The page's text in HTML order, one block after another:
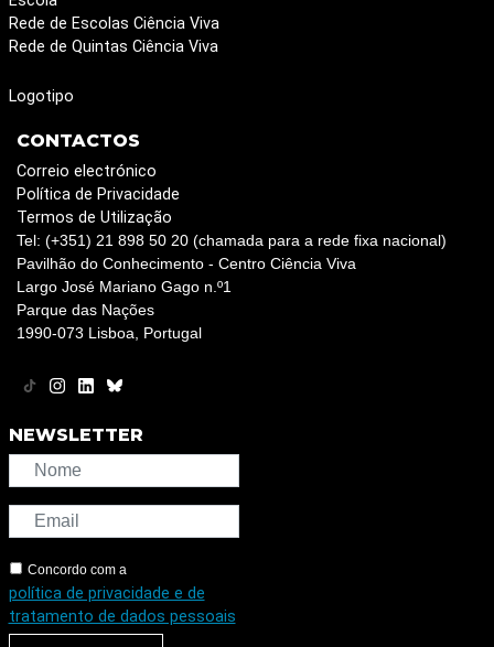
Rede de Escolas Ciência Viva
Rede de Quintas Ciência Viva
Logotipo
CONTACTOS
Correio electrónico
Política de Privacidade
Termos de Utilização
Tel: (+351) 21 898 50 20 (chamada para a rede fixa nacional)
Pavilhão do Conhecimento - Centro Ciência Viva
Largo José Mariano Gago n.º1
Parque das Nações
1990-073 Lisboa, Portugal
NEWSLETTER
Concordo com a
política de privacidade e de
tratamento de dados pessoais